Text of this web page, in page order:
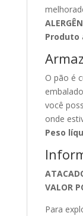
Produto
O pão é
você
onde
Peso
VALOR
Para